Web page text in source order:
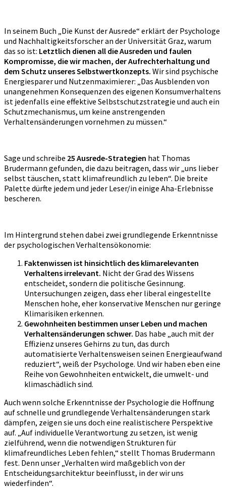
In seinem Buch „Die Kunst der Ausrede“ erklärt der Psychologe
und Nachhaltigkeitsforscher an der Universität Graz, warum
das so ist: Letztlich dienen all die Ausreden und faulen
Kompromisse, die wir machen, der Aufrechterhaltung und
dem Schutz unseres Selbstwertkonzepts. Wir sind psychische
Energiesparer und Nutzenmaximierer: „Das Ausblenden von
unangenehmen Konsequenzen des eigenen Konsumverhaltens
ist jedenfalls eine effektive Selbstschutzstrategie und auch ein
Schutzmechanismus, um keine anstrengenden
Verhaltensänderungen vornehmen zu müssen.“
Sage und schreibe 25 Ausrede-Strategien hat Thomas
Brudermann gefunden, die dazu beitragen, dass wir „uns lieber
selbst täuschen, statt klimafreundlich zu leben“. Die breite
Palette dürfte jedem und jeder Leser/in einige Aha-Erlebnisse
bescheren.
Im Hintergrund stehen dabei zwei grundlegende Erkenntnisse
der psychologischen Verhaltensökonomie:
Faktenwissen ist hinsichtlich des klimarelevanten
Verhaltens irrelevant. Nicht der Grad des Wissens
entscheidet, sondern die politische Gesinnung.
Untersuchungen zeigen, dass eher liberal eingestellte
Menschen hohe, eher konservative Menschen nur geringe
Klimarisiken erkennen.
Gewohnheiten bestimmen unser Leben und machen
Verhaltensänderungen schwer. Das habe „auch mit der
Effizienz unseres Gehirns zu tun, das durch
automatisierte Verhaltensweisen seinen Energieaufwand
reduziert“, weiß der Psychologe. Und wir haben eben eine
Reihe von Gewohnheiten entwickelt, die umwelt- und
klimaschädlich sind.
Auch wenn solche Erkenntnisse der Psychologie die Hoffnung
auf schnelle und grundlegende Verhaltensänderungen stark
dämpfen, zeigen sie uns doch eine realistischere Perspektive
auf. „Auf individuelle Verantwortung zu setzen, ist wenig
zielführend, wenn die notwendigen Strukturen für
klimafreundliches Leben fehlen,“ stellt Thomas Brudermann
fest. Denn unser „Verhalten wird maßgeblich von der
Entscheidungsarchitektur beeinflusst, in der wir uns
wiederfinden“.